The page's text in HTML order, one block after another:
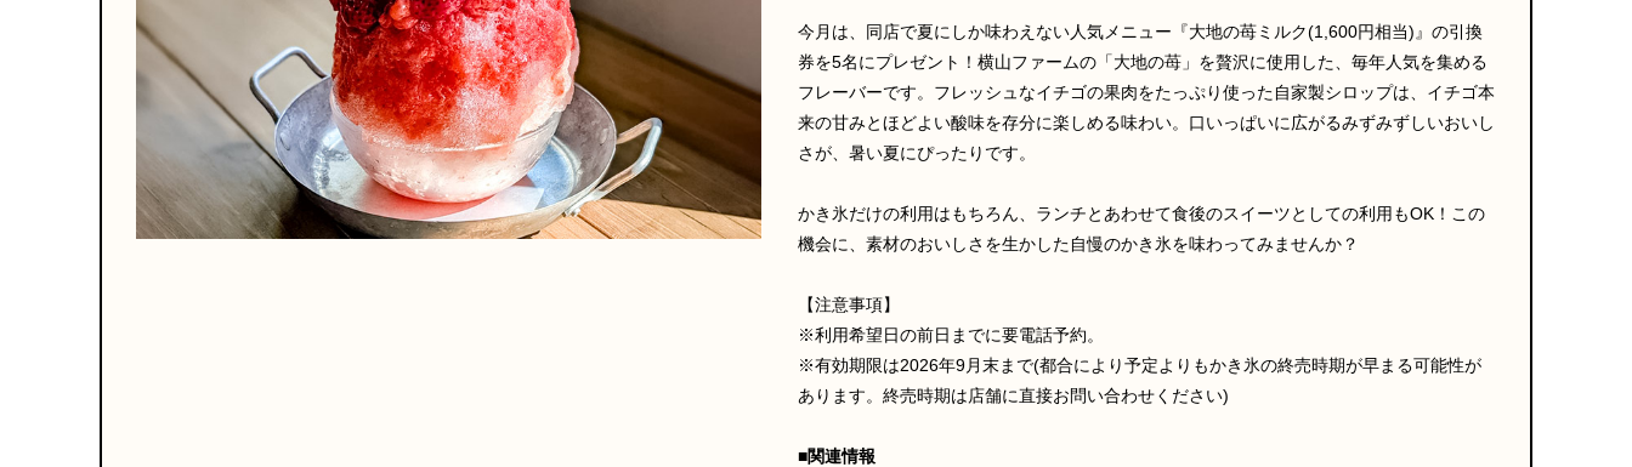
今月は、同店で夏にしか味わえない人気メニュー『大地の苺ミルク(1,600円相当)』の引換
券を5名にプレゼント！横山ファームの「大地の苺」を贅沢に使用した、毎年人気を集める
フレーバーです。フレッシュなイチゴの果肉をたっぷり使った自家製シロップは、イチゴ本
来の甘みとほどよい酸味を存分に楽しめる味わい。口いっぱいに広がるみずみずしいおいし
さが、暑い夏にぴったりです。
かき氷だけの利用はもちろん、ランチとあわせて食後のスイーツとしての利用もOK！この
機会に、素材のおいしさを生かした自慢のかき氷を味わってみませんか？
【注意事項】
※利用希望日の前日までに要電話予約。
※有効期限は2026年9月末まで(都合により予定よりもかき氷の終売時期が早まる可能性が
あります。終売時期は店舗に直接お問い合わせください)
■関連情報